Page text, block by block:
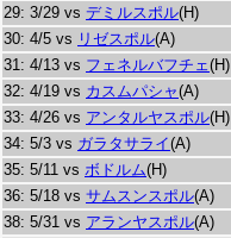
29: 3/29 vs デミルスポル(H)
30: 4/5 vs リゼスポル(A)
31: 4/13 vs フェネルバフチェ(H)
32: 4/19 vs カスムパシャ(A)
33: 4/26 vs アンタルヤスポル(H)
34: 5/3 vs ガラタサライ(A)
35: 5/11 vs ボドルム(H)
36: 5/18 vs サムスンスポル(A)
38: 5/31 vs アランヤスポル(A)